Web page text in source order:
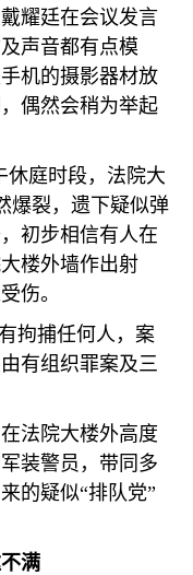
耀廷在会议发言
声音都有点模
机的摄影器材放
偶然会稍为举起
休庭时段，法院大
爆裂，遗下疑似弹
初步相信有人在
楼外墙作出射
伤。
拘捕任何人，案
有组织罪案及三
法院大楼外高度
装警员，带同多
的疑似“排队党”
满